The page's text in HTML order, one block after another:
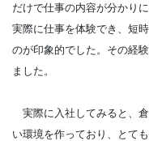
だけで仕事の内容が分かり
実際に仕事を体験でき、短
のが印象的でした。その経
ました。
実際に入社してみると、
い環境を作っており、とて